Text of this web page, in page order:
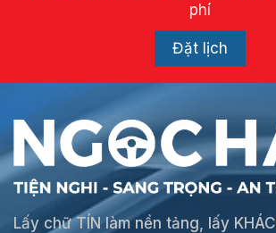
phí
Đặt lịch
Lấy chữ TÍN làm nền tảng, lấy